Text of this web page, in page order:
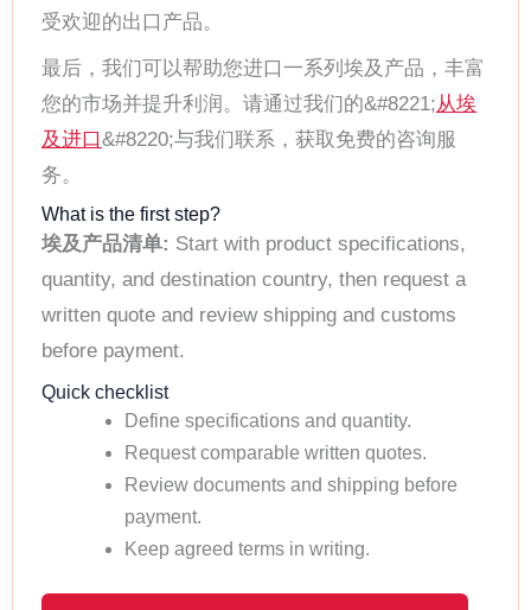
受欢迎的出口产品。
最后，我们可以帮助您进口一系列埃及产品，丰富
您的市场并提升利润。请通过我们的&#8221;从埃
及进口&#8220;与我们联系，获取免费的咨询服
务。
What is the first step?
埃及产品清单: Start with product specifications,
quantity, and destination country, then request a
written quote and review shipping and customs
before payment.
Quick checklist
Define specifications and quantity.
Request comparable written quotes.
Review documents and shipping before
payment.
Keep agreed terms in writing.